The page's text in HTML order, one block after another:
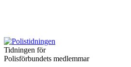
Tidningen för
Polisförbundets medlemmar